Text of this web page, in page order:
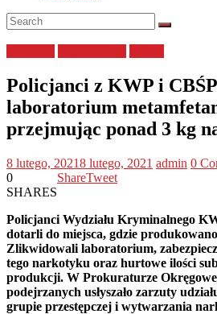
Policjanci z KWP i
laboratorium
przejmując ponad 3 kg
8 lutego, 20218 lutego, 2021 admin 0
0
SHARES
ShareTweet
Policjanci Wydziału Kryminalnego
dotarli do miejsca, gdzie
Zlikwidowali laboratorium,
tego narkotyku oraz hurtowe ilości
produkcji. W Prokuraturze
podejrzanych usłyszało zarzuty
grupie przestępczej i wytwarzania